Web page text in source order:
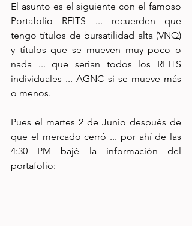
El asunto es el siguiente con el famoso
Portafolio REITS ... recuerden que
tengo títulos de bursatilidad alta (VNQ)
y títulos que se mueven muy poco o
nada ... que serían todos los REITS
individuales ... AGNC si se mueve más
o menos.
Pues el martes 2 de Junio después de
que el mercado cerró ... por ahí de las
4:30 PM bajé la información del
portafolio: